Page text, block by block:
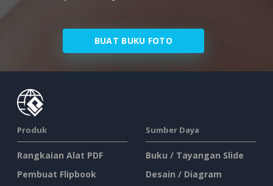
BUAT BUKU FOTO
Produk
Rangkaian Alat PDF
Pembuat Flipbook
Sumber Daya
Buku / Tayangan Slide
Desain / Diagram